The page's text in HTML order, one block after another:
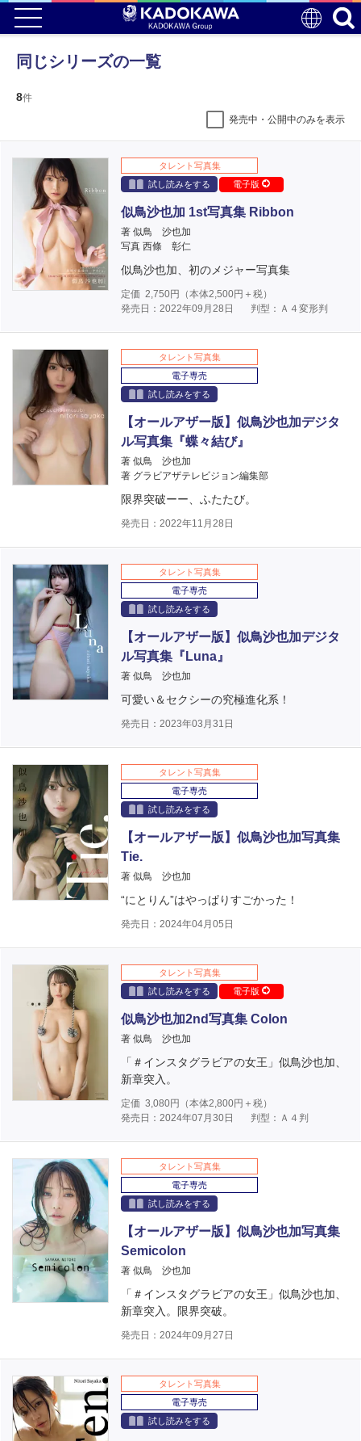
同じシリーズの一覧
8件
発売中・公開中のみを表示
タレント写真集
試し読みをする
電子版
似鳥沙也加 1st写真集 Ribbon
著 似鳥 沙也加
写真 西條 彰仁
似鳥沙也加、初のメジャー写真集
定価 2,750円（本体2,500円＋税）
発売日：2022年09月28日
判型：Ａ４変形判
タレント写真集
電子専売
試し読みをする
【オールアザー版】似鳥沙也加デジタ
ル写真集『蝶々結び』
著 似鳥 沙也加
著 グラビアザテレビジョン編集部
限界突破ーー、ふたたび。
発売日：2022年11月28日
タレント写真集
電子専売
試し読みをする
【オールアザー版】似鳥沙也加デジタ
ル写真集『Luna』
著 似鳥 沙也加
可愛い＆セクシーの究極進化系！
発売日：2023年03月31日
タレント写真集
電子専売
試し読みをする
【オールアザー版】似鳥沙也加写真集
Tie.
著 似鳥 沙也加
“にとりん”はやっぱりすごかった！
発売日：2024年04月05日
タレント写真集
試し読みをする
電子版
似鳥沙也加2nd写真集 Colon
著 似鳥 沙也加
「＃インスタグラビアの女王」似鳥沙也加、
新章突入。
定価 3,080円（本体2,800円＋税）
発売日：2024年07月30日
判型：Ａ４判
タレント写真集
電子専売
試し読みをする
【オールアザー版】似鳥沙也加写真集
Semicolon
著 似鳥 沙也加
「＃インスタグラビアの女王」似鳥沙也加、
新章突入。限界突破。
発売日：2024年09月27日
タレント写真集
電子専売
試し読みをする